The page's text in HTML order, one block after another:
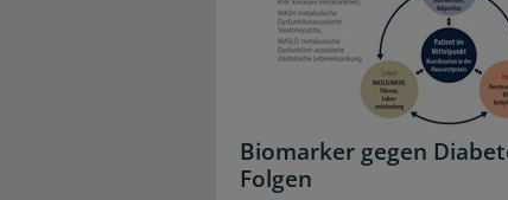
Biomarker gegen
Folgen